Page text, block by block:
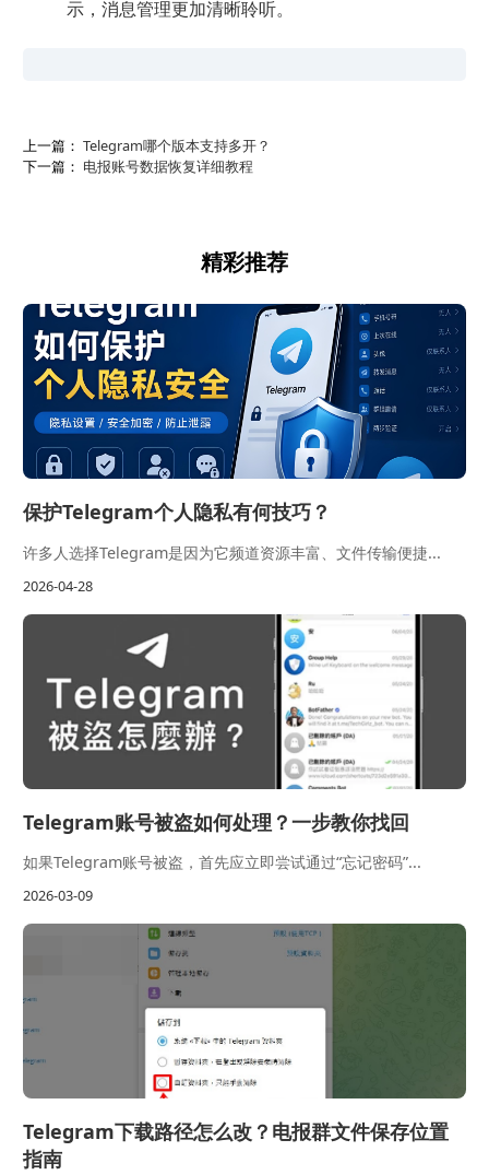
示，消息管理更加清晰聆听。
上一篇： Telegram哪个版本支持多开？
下一篇： 电报账号数据恢复详细教程
精彩推荐
保护Telegram个人隐私有何技巧？
许多人选择Telegram是因为它频道资源丰富、文件传输便捷...
2026-04-28
Telegram账号被盗如何处理？一步教你找回
如果Telegram账号被盗，首先应立即尝试通过“忘记密码”...
2026-03-09
Telegram下载路径怎么改？电报群文件保存位置
指南